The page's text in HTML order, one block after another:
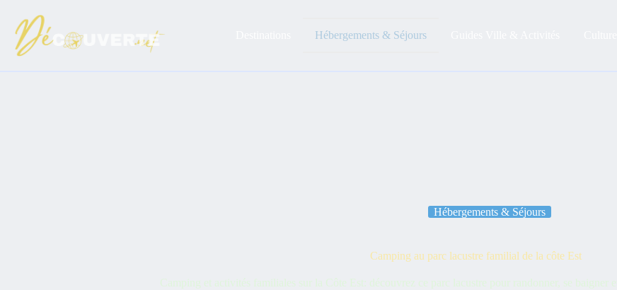
contenu
Hébergements & Séjours
Hébergements & Séjours
Camping au parc lacustre familial de la côte Est
Camping et activités familiales sur la Côte Est: découvrez ce parc lacustre pour randonner, se baigner